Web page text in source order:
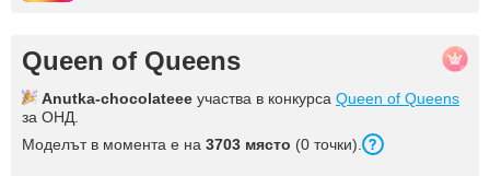
Queen of Queens
Anutka-chocolateee участва в конкурса Queen of Queens
за ОНД.
Моделът в момента е на 3703 място (0 точки).